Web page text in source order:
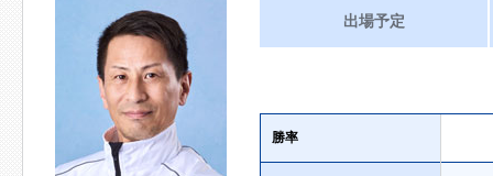
出場予定
勝率